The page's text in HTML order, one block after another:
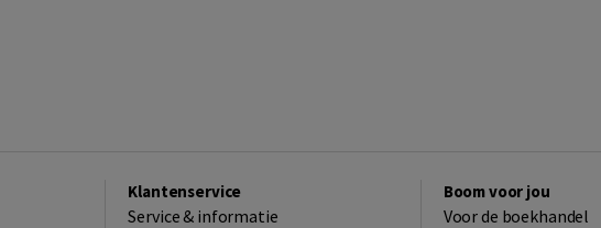
Klantenservice
Service & informatie
Boom voor jou
Voor de boekhandel